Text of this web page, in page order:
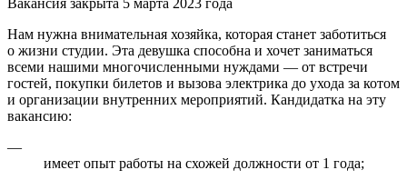
Нам нужна внимательная хозяйка, которая станет заботиться
о жизни студии. Эта девушка способна и хочет заниматься
всеми нашими многочисленными нуждами — от встречи
гостей, покупки билетов и вызова электрика до ухода за котом
и организации внутренних мероприятий. Кандидатка на эту
вакансию:
—
имеет опыт работы на схожей должности от 1 года;